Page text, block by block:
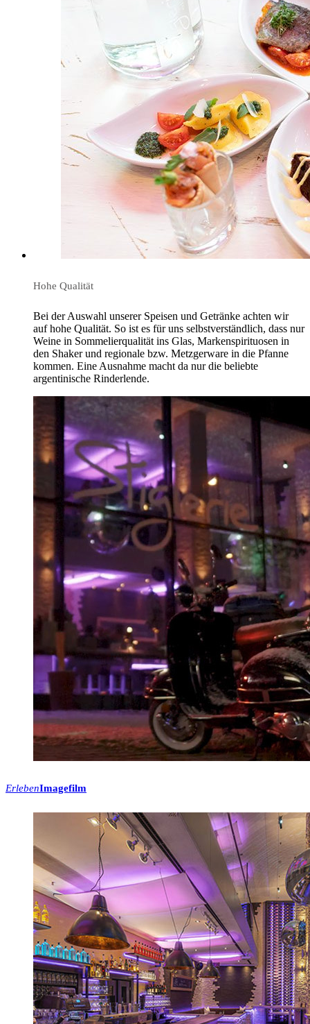
Hohe Qualität
Bei der Auswahl unserer Speisen und Getränke achten wir
auf hohe Qualität. So ist es für uns selbstverständlich, dass nur
Weine in Sommelierqualität ins Glas, Markenspirituosen in
den Shaker und regionale bzw. Metzgerware in die Pfanne
kommen. Eine Ausnahme macht da nur die beliebte
argentinische Rinderlende.
ErlebenImagefilm